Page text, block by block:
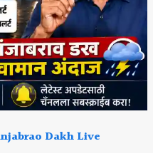
Dakh Live